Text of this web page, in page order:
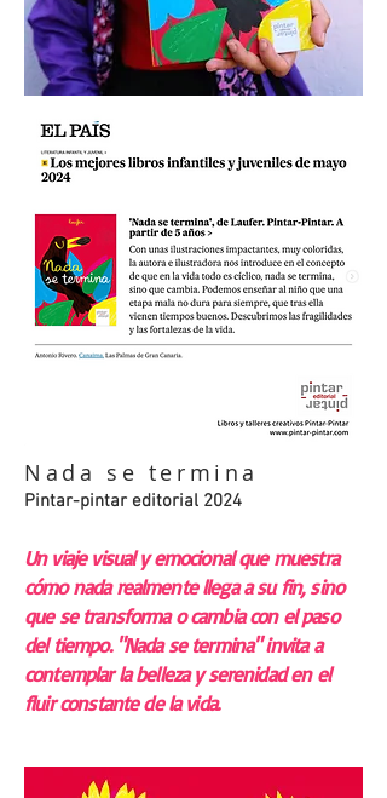
Nada se termina
Pintar-pintar editorial 2024
Un viaje visual y emocional que muestra
cómo nada realmente llega a su fin, sino
que se transforma o cambia con el paso
del tiempo. "Nada se termina" invita a
contemplar la belleza y serenidad en el
fluir constante de la vida.